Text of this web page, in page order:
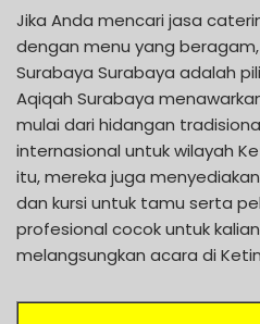
Jika Anda mencari jasa
dengan menu yang
Surabaya Surabaya adalah
Aqiqah Surabaya
mulai dari hidangan
internasional untuk wilayah
itu, mereka juga
dan kursi untuk tamu serta
profesional cocok untuk
melangsungkan acara di